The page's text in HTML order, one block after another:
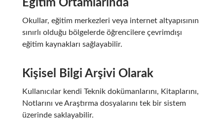
Eğitim Ortamlarında
Okullar, eğitim merkezleri veya internet altyapısının
sınırlı olduğu bölgelerde öğrencilere çevrimdışı
eğitim kaynakları sağlayabilir.
Kişisel Bilgi Arşivi Olarak
Kullanıcılar kendi Teknik dokümanlarını, Kitaplarını,
Notlarını ve Araştırma dosyalarını tek bir sistem
üzerinde saklayabilir.